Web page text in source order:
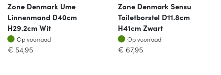
Zone Denmark Ume
Linnenmand D40cm
H29.2cm Wit
Op voorraad
Op voorraad
€ 54,95
Zone Denmark Sensu
Toiletborstel D11.8cm
H41cm Zwart
Op voorraad
Op voorraad
€ 67,95